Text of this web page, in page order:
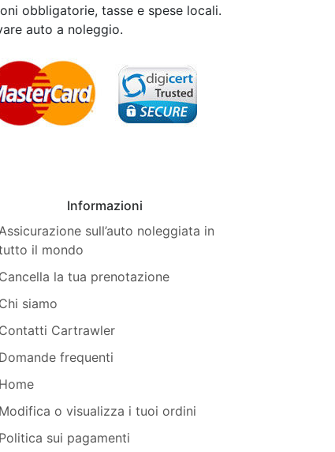
obbligatorie, tasse e spese locali.
auto a noleggio.
Informazioni
Assicurazione sull’auto noleggiata in
il mondo
Cancella la tua prenotazione
Chi siamo
Contatti Cartrawler
Domande frequenti
Home
Modifica o visualizza i tuoi ordini
Politica sui pagamenti